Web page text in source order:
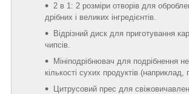
2 в 1: 2 розміри отворів для
дрібних і великих інгредієнтів.
Відрізний диск для приготування
чипсів.
Мініподрібнювач для подрібнення
кількості сухих продуктів (наприклад,
Цитрусовий прес для